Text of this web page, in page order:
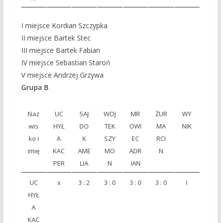
I miejsce Kordian Szczypka
II miejsce Bartek Stec
III miejsce Bartek Fabian
IV miejsce Sebastian Staroń
V miejsce Andrzej Grzywa
Grupa B
Naz
wis
ko i
imię
UC
HYŁ
A
KAC
PER
SAJ
DO
K
AME
LIA
WOJ
TEK
SZY
MO
N
MR
OWI
EC
ADR
IAN
ŻUR
MA
RCI
N
WY
NIK
UC
HYŁ
A
KAC
x 3 : 2 3 : 0 3 : 0 3 : 0 I